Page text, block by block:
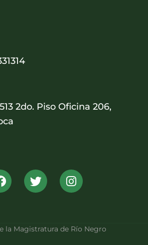
2do. Piso Oficina 206,
la Magistratura de Río Negro